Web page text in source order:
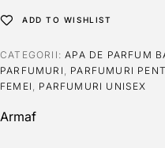
ADD TO WISHLIST
CATEGORII:APA DE PARFUM
PARFUMURI , PARFUMURI
FEMEI , PARFUMURI UNISEX
Armaf